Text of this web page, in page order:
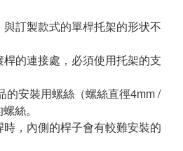
訂製款式的單桿托架的形状不
的連接處，必須使用托架的支
的安裝用螺絲（螺絲直徑4mm /
絲。
，內側的桿子會有較難安裝的